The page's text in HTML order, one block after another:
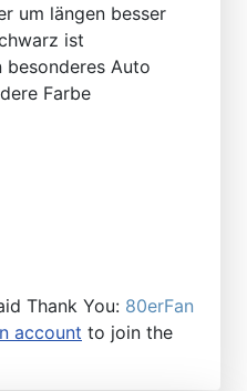
um längen besser
ist
besonderes Auto
Farbe
Thank You: 80erFan
account to join the